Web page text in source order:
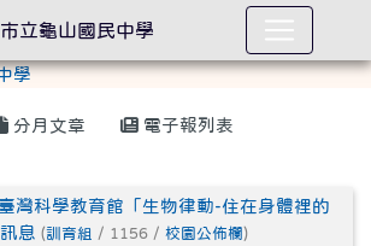
分月文章 電子報列表
灣科學教育館「生物律動-住在身體裡的
息 (訓育組 / 1156 / 校園公佈欄 )
立龜山國民中學